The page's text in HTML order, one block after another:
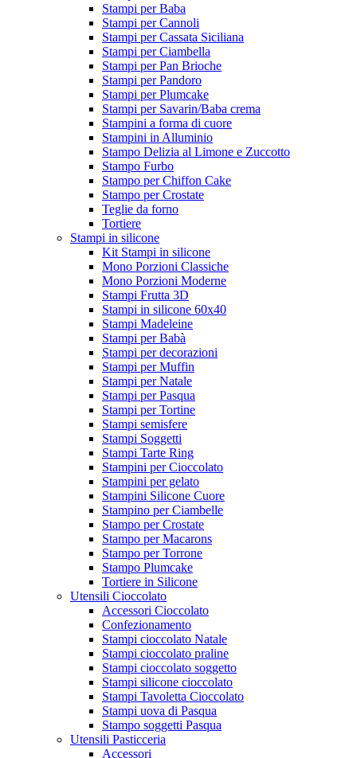
Stampi per Baba
Stampi per Cannoli
Stampi per Cassata Siciliana
Stampi per Ciambella
Stampi per Pan Brioche
Stampi per Pandoro
Stampi per Plumcake
Stampi per Savarin/Baba crema
Stampini a forma di cuore
Stampini in Alluminio
Stampo Delizia al Limone e Zuccotto
Stampo Furbo
Stampo per Chiffon Cake
Stampo per Crostate
Teglie da forno
Tortiere
Stampi in silicone
Kit Stampi in silicone
Mono Porzioni Classiche
Mono Porzioni Moderne
Stampi Frutta 3D
Stampi in silicone 60x40
Stampi Madeleine
Stampi per Babà
Stampi per decorazioni
Stampi per Muffin
Stampi per Natale
Stampi per Pasqua
Stampi per Tortine
Stampi semisfere
Stampi Soggetti
Stampi Tarte Ring
Stampini per Cioccolato
Stampini per gelato
Stampini Silicone Cuore
Stampino per Ciambelle
Stampo per Crostate
Stampo per Macarons
Stampo per Torrone
Stampo Plumcake
Tortiere in Silicone
Utensili Cioccolato
Accessori Cioccolato
Confezionamento
Stampi cioccolato Natale
Stampi cioccolato praline
Stampi cioccolato soggetto
Stampi silicone cioccolato
Stampi Tavoletta Cioccolato
Stampi uova di Pasqua
Stampo soggetti Pasqua
Utensili Pasticceria
Accessori